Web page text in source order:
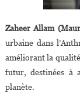
Zaheer Allam
urbaine dans
améliorant la
futur, destinées à
planète.